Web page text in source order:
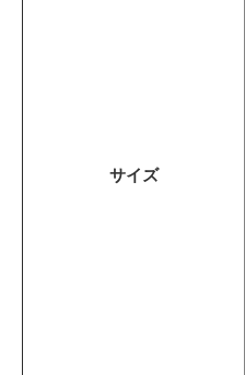
サイズ